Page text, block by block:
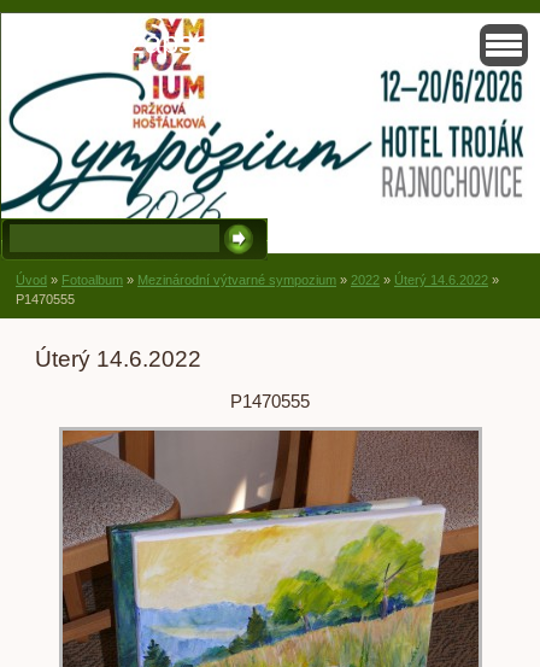
Solisko, zapsaný spolek, Držková
Úvod » Fotoalbum » Mezinárodní výtvarné sympozium » 2022 » Úterý 14.6.2022 »
P1470555
Úterý 14.6.2022
P1470555